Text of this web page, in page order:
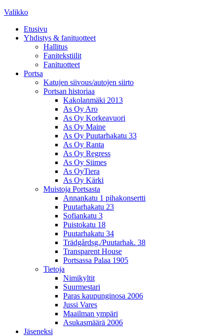
Valikko
Etusivu
Yhdistys & fanituotteet
Hallitus
Fanitekstiilit
Fanituotteet
Portsa
Katujen siivous/autojen siirto
Portsan historiaa
Kakolanmäki 2013
As Oy Aro
As Oy Korkeavuori
As Oy Maine
As Oy Puutarhakatu 33
As Oy Ranta
As Oy Regress
As Oy Siimes
As OyTiera
As Oy Kärki
Muistoja Portsasta
Annankatu 1 pihakonsertti
Puutarhakatu 23
Sofiankatu 3
Puistokatu 18
Puutarhakatu 34
Trädgårdsg./Puutarhak. 38
Transparent House
Portsassa Palaa 1905
Tietoja
Nimikyltit
Suurmestari
Paras kaupunginosa 2006
Jussi Vares
Maailman ympäri
Asukasmäärä 2006
Jäseneksi